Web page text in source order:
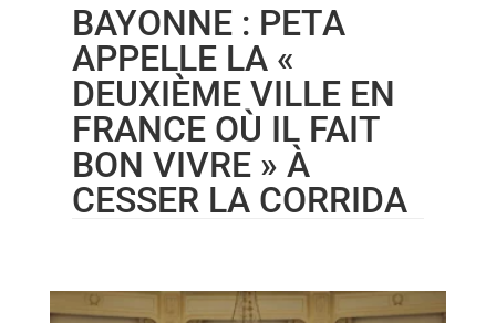
BAYONNE : PETA
APPELLE LA «
DEUXIÈME VILLE EN
FRANCE OÙ IL FAIT
BON VIVRE » À
CESSER LA CORRIDA